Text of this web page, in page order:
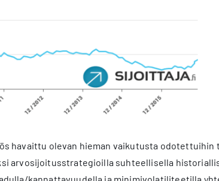
havaittu olevan hieman vaikutusta
arvosijoitusstrategioilla suhteellisella